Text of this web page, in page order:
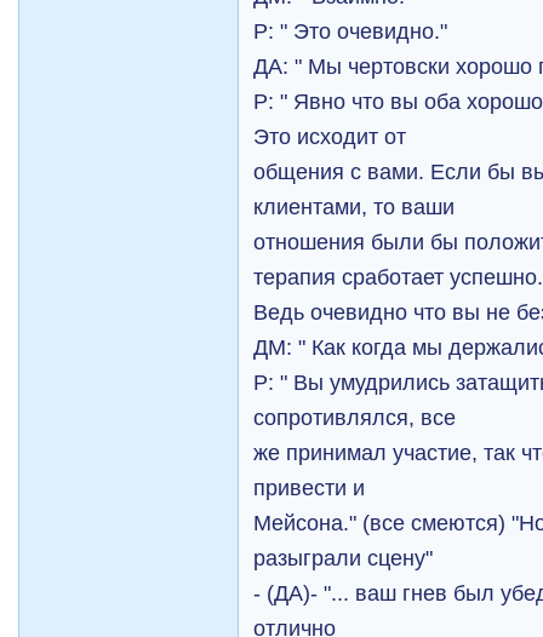
Р: " Это очевидно."
ДА: " Мы чертовски хорошо
Р: " Явно что вы оба хорошо
Это исходит от
общения с вами. Если бы
клиентами, то ваши
отношения были бы
терапия сработает успешно.
Ведь очевидно что вы не
ДМ: " Как когда мы
Р: " Вы умудрились
сопротивлялся, все
же принимал участие, так
привести и
Мейсона." (все смеются)
разыграли сцену"
- (ДА)- "... ваш гнев был
отлично